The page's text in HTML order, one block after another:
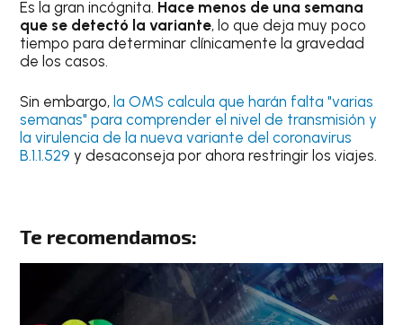
Es la gran incógnita. Hace menos de una semana
que se detectó la variante, lo que deja muy poco
tiempo para determinar clínicamente la gravedad
de los casos.
Sin embargo, la OMS calcula que harán falta "varias
semanas" para comprender el nivel de transmisión y
la virulencia de la nueva variante del coronavirus
B.1.1.529 y desaconseja por ahora restringir los viajes.
Te recomendamos: